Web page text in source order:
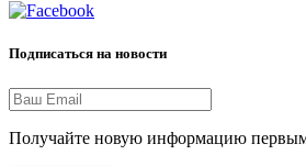
Подписаться на новости
Получайте новую информацию